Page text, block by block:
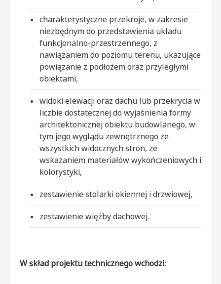
charakterystyczne przekroje, w zakresie
niezbędnym do przedstawienia układu
funkcjonalno-przestrzennego, z
nawiązaniem do poziomu terenu, ukazujące
powiązanie z podłożem oraz przyległymi
obiektami,
widoki elewacji oraz dachu lub przekrycia w
liczbie dostatecznej do wyjaśnienia formy
architektonicznej obiektu budowlanego, w
tym jego wyglądu zewnętrznego ze
wszystkich widocznych stron, ze
wskazaniem materiałów wykończeniowych i
kolorystyki,
zestawienie stolarki okiennej i drzwiowej,
zestawienie więźby dachowej.
W skład projektu technicznego wchodzi: